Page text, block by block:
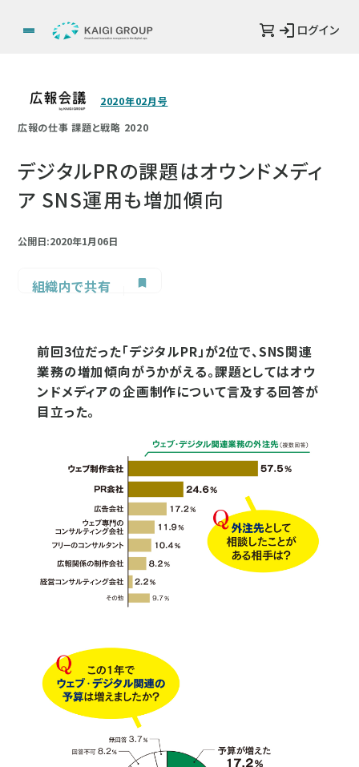
ログイン
2020年02月号
広報の仕事 課題と戦略 2020
デジタルPRの課題はオウンドメディ
ア SNS運用も増加傾向
公開日:2020年1月06日
組織内で共有
前回3位だった「デジタルPR」が2位で、SNS関連
業務の増加傾向がうかがえる。課題としてはオウ
ンドメディアの企画制作について言及する回答が
目立った。